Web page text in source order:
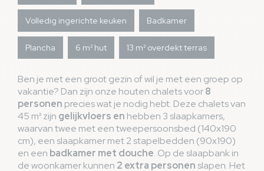
Volledig ingerichte keuken Badkamer
Plancha 6 m² hut 13 m² overdekt terras
Ben je met een groot gezin of wil je met een groep op
vakantie? Dan zijn onze houten chalets voor8
personen precies wat je nodig hebt. Deze chalets van
45 m² zijn gelijkvloers en hebben 3 slaapkamers,
waarvan twee met een tweepersoonsbed (140x190
cm), een slaapkamer met 2 stapelbedden (90x190)
en een badkamer met douche. Op de slaapbank in
de woonkamer kunnen 2 extra personen slapen. Het